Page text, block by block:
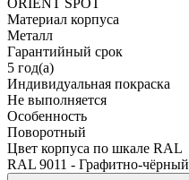
Материал корпуса
Металл
Гарантийный срок
5 год(а)
Индивидуальная покраска
Не выполняется
Особенность
Поворотный
Цвет корпуса по шкале RAL
RAL 9011 - Графитно-чёрный